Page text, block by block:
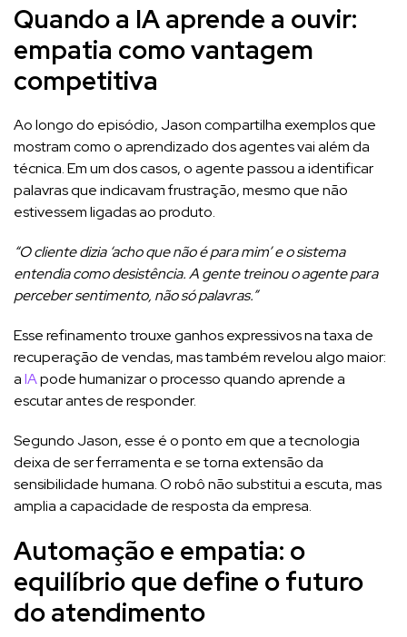
Quando a IA aprende a ouvir:
empatia como vantagem
competitiva
Ao longo do episódio, Jason compartilha exemplos que
mostram como o aprendizado dos agentes vai além da
técnica. Em um dos casos, o agente passou a identificar
palavras que indicavam frustração, mesmo que não
estivessem ligadas ao produto.
“O cliente dizia ‘acho que não é para mim’ e o sistema
entendia como desistência. A gente treinou o agente para
perceber sentimento, não só palavras.”
Esse refinamento trouxe ganhos expressivos na taxa de
recuperação de vendas, mas também revelou algo maior:
aIApode humanizar o processo quando aprende a
escutar antes de responder.
Segundo Jason, esse é o ponto em que a tecnologia
deixa de ser ferramenta e se torna extensão da
sensibilidade humana. O robô não substitui a escuta, mas
amplia a capacidade de resposta da empresa.
Automação e empatia: o
equilíbrio que define o futuro
do atendimento